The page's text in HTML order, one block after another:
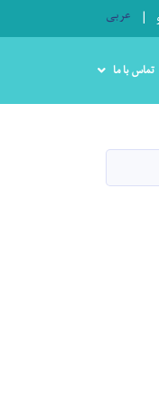
عربی
تماس با ما